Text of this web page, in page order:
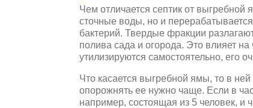
Чем отличается септик от
сточные воды, но и
бактерий. Твердые фракции
полива сада и огорода. Это влияет на
утилизируются самостоятельно, его
Что касается выгребной ямы, то в
опорожнять ее нужно чаще. Если в
например, состоящая из 5 человек, и